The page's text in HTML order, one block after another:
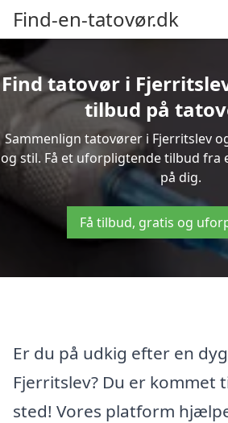
Find-en-tatovør.dk
Find tatovør i
tilbud på
Sammenlign tatovører i Fjerritslev
og stil. Få et uforpligtende tilbud
på dig.
Få tilbud, gratis og
Er du på udkig efter en
Fjerritslev? Du er kommet
sted! Vores platform